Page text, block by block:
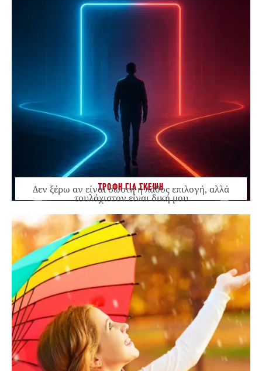
ΤΡΟΦΗ ΓΙΑ ΣΚΕΨΗ
Δεν ξέρω αν είναι σωστή ή λάθος επιλογή, αλλά
τουλάχιστον είναι δική μου